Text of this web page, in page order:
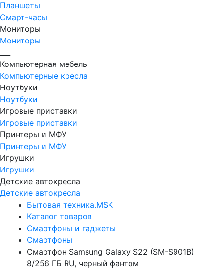
Планшеты
Смарт-часы
Мониторы
Мониторы
Компьютерная мебель
Компьютерные кресла
Ноутбуки
Ноутбуки
Игровые приставки
Игровые приставки
Принтеры и МФУ
Принтеры и МФУ
Игрушки
Игрушки
Детские автокресла
Детские автокресла
Бытовая техника.MSK
Каталог товаров
Смартфоны и гаджеты
Смартфоны
Смартфон Samsung Galaxy S22 (SM-S901B)
8/256 ГБ RU, черный фантом